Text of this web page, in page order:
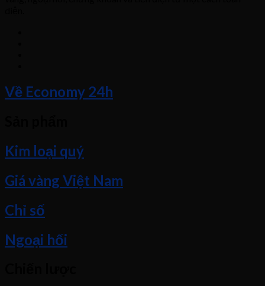
Về Economy 24h
Kim loại quý
Giá vàng Việt Nam
Chỉ số
Ngoại hối